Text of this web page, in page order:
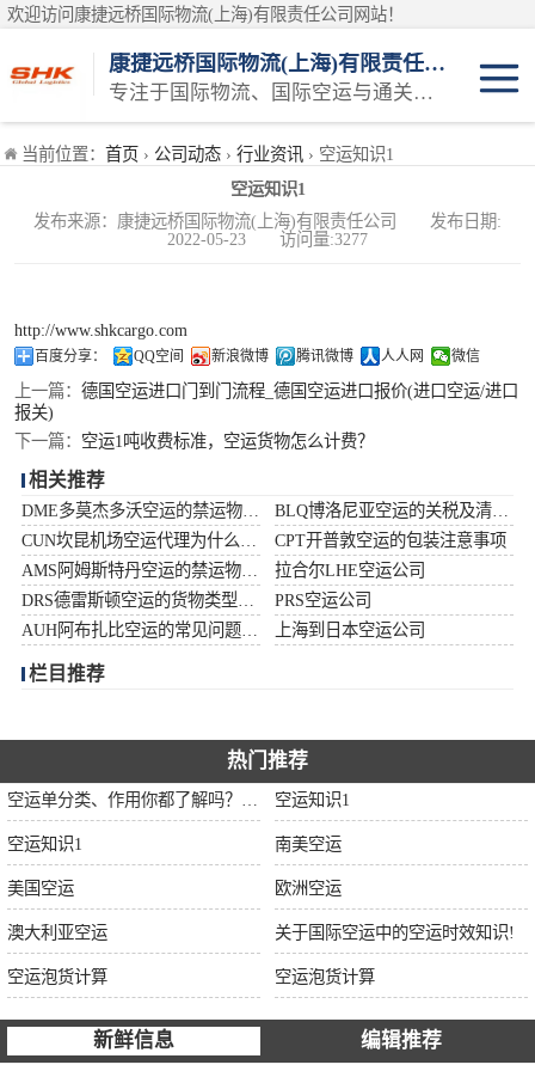
欢迎访问康捷远桥国际物流(上海)有限责任公司网站！
康捷远桥国际物流(上海)有限责任公司
专注于国际物流、国际空运与通关一体化一站式物流服务商
当前位置： 首页 › 公司动态 › 行业资讯 › 空运知识1
空运知识1
发布来源：康捷远桥国际物流(上海)有限责任公司 发布日期:
2022-05-23 访问量:3277
http://www.shkcargo.com
百度分享： QQ空间 新浪微博 腾讯微博 人人网 微信
上一篇： 德国空运进口门到门流程_德国空运进口报价(进口空运/进口
报关)
下一篇： 空运1吨收费标准，空运货物怎么计费？
相关推荐
CPT开普敦空运的包装注意事项
拉合尔LHE空运公司
PRS空运公司
上海到日本空运公司
栏目推荐
热门推荐
空运知识1
空运知识1 南美空运
美国空运 欧洲空运
澳大利亚空运 关于国际空运中的空运时效知识!
空运泡货计算 空运泡货计算
新鲜信息 编辑推荐
日本空运
韩国空运
印度空运
巴基斯坦空运
澳大利亚空运
俄罗斯空运
加拿大空运
伊朗空运
美国空运
欧洲空运
中东空运
非洲空运
南美空运